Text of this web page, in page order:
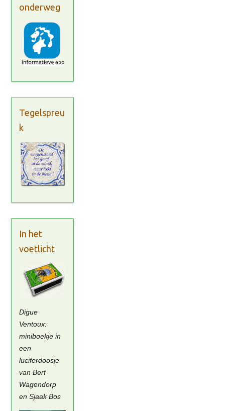
onderweg
Tegelspreu
k
In het
voetlicht
Digue
Ventoux:
miniboekje in
een
luciferdoosje
van Bert
Wagendorp
en Sjaak Bos